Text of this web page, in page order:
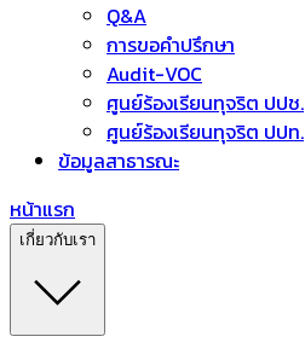
Q&A
การขอคำปรึกษา
Audit-VOC
ศูนย์ร้องเรียนทุจริต ปปช.
ศูนย์ร้องเรียนทุจริต ปปท.
ข้อมูลสาธารณะ
หน้าแรก
เกี่ยวกับเรา